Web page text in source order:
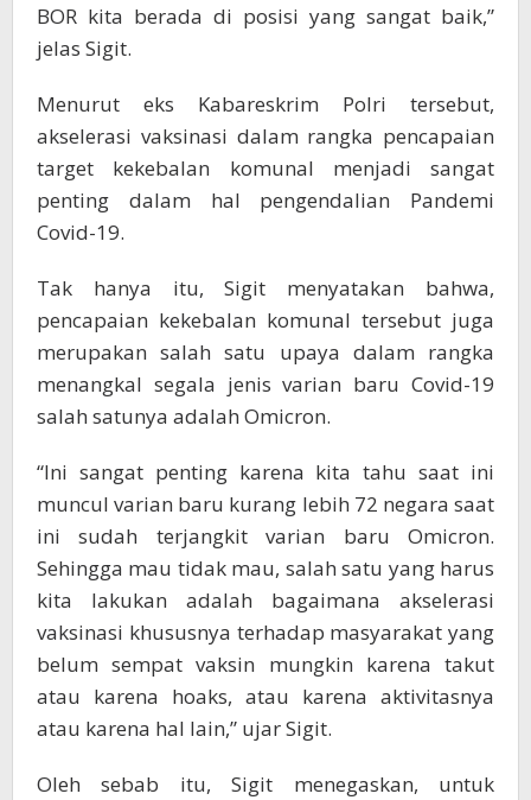
BOR kita berada di posisi yang sangat baik,”
jelas Sigit.
Menurut eks Kabareskrim Polri tersebut,
akselerasi vaksinasi dalam rangka pencapaian
target kekebalan komunal menjadi sangat
penting dalam hal pengendalian Pandemi
Covid-19.
Tak hanya itu, Sigit menyatakan bahwa,
pencapaian kekebalan komunal tersebut juga
merupakan salah satu upaya dalam rangka
menangkal segala jenis varian baru Covid-19
salah satunya adalah Omicron.
“Ini sangat penting karena kita tahu saat ini
muncul varian baru kurang lebih 72 negara saat
ini sudah terjangkit varian baru Omicron.
Sehingga mau tidak mau, salah satu yang harus
kita lakukan adalah bagaimana akselerasi
vaksinasi khususnya terhadap masyarakat yang
belum sempat vaksin mungkin karena takut
atau karena hoaks, atau karena aktivitasnya
atau karena hal lain,” ujar Sigit.
Oleh sebab itu, Sigit menegaskan, untuk